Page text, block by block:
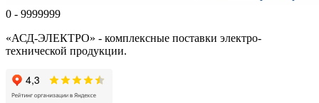
0 - 9999999
«АСД-ЭЛЕКТРО» - комплексные поставки электро-
технической продукции.